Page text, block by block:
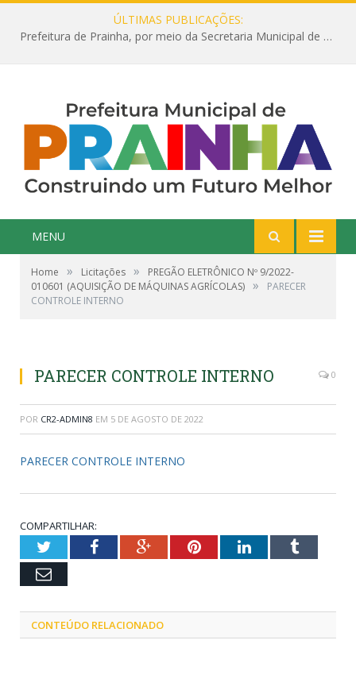
ÚLTIMAS PUBLICAÇÕES:
Prefeitura de Prainha, por meio da Secretaria Municipal de Educação, abre 354 vagas na área da Educação para 2025 com processo seletivo simplificado
MENU
Home » Licitações »
PREGÃO ELETRÔNICO Nº 9/2022-
010601 (AQUISIÇÃO DE MÁQUINAS AGRÍCOLAS) »
PARECER
CONTROLE INTERNO
PARECER CONTROLE INTERNO 0
POR CR2-ADMIN8 EM 5 DE AGOSTO DE 2022
PARECER CONTROLE INTERNO
COMPARTILHAR:
TwitterFacebookGoogle+PinterestLinkedInTumblr
Email
CONTEÚDO RELACIONADO